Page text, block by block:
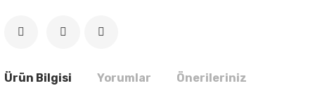
Ürün Bilgisi Yorumlar Önerileriniz